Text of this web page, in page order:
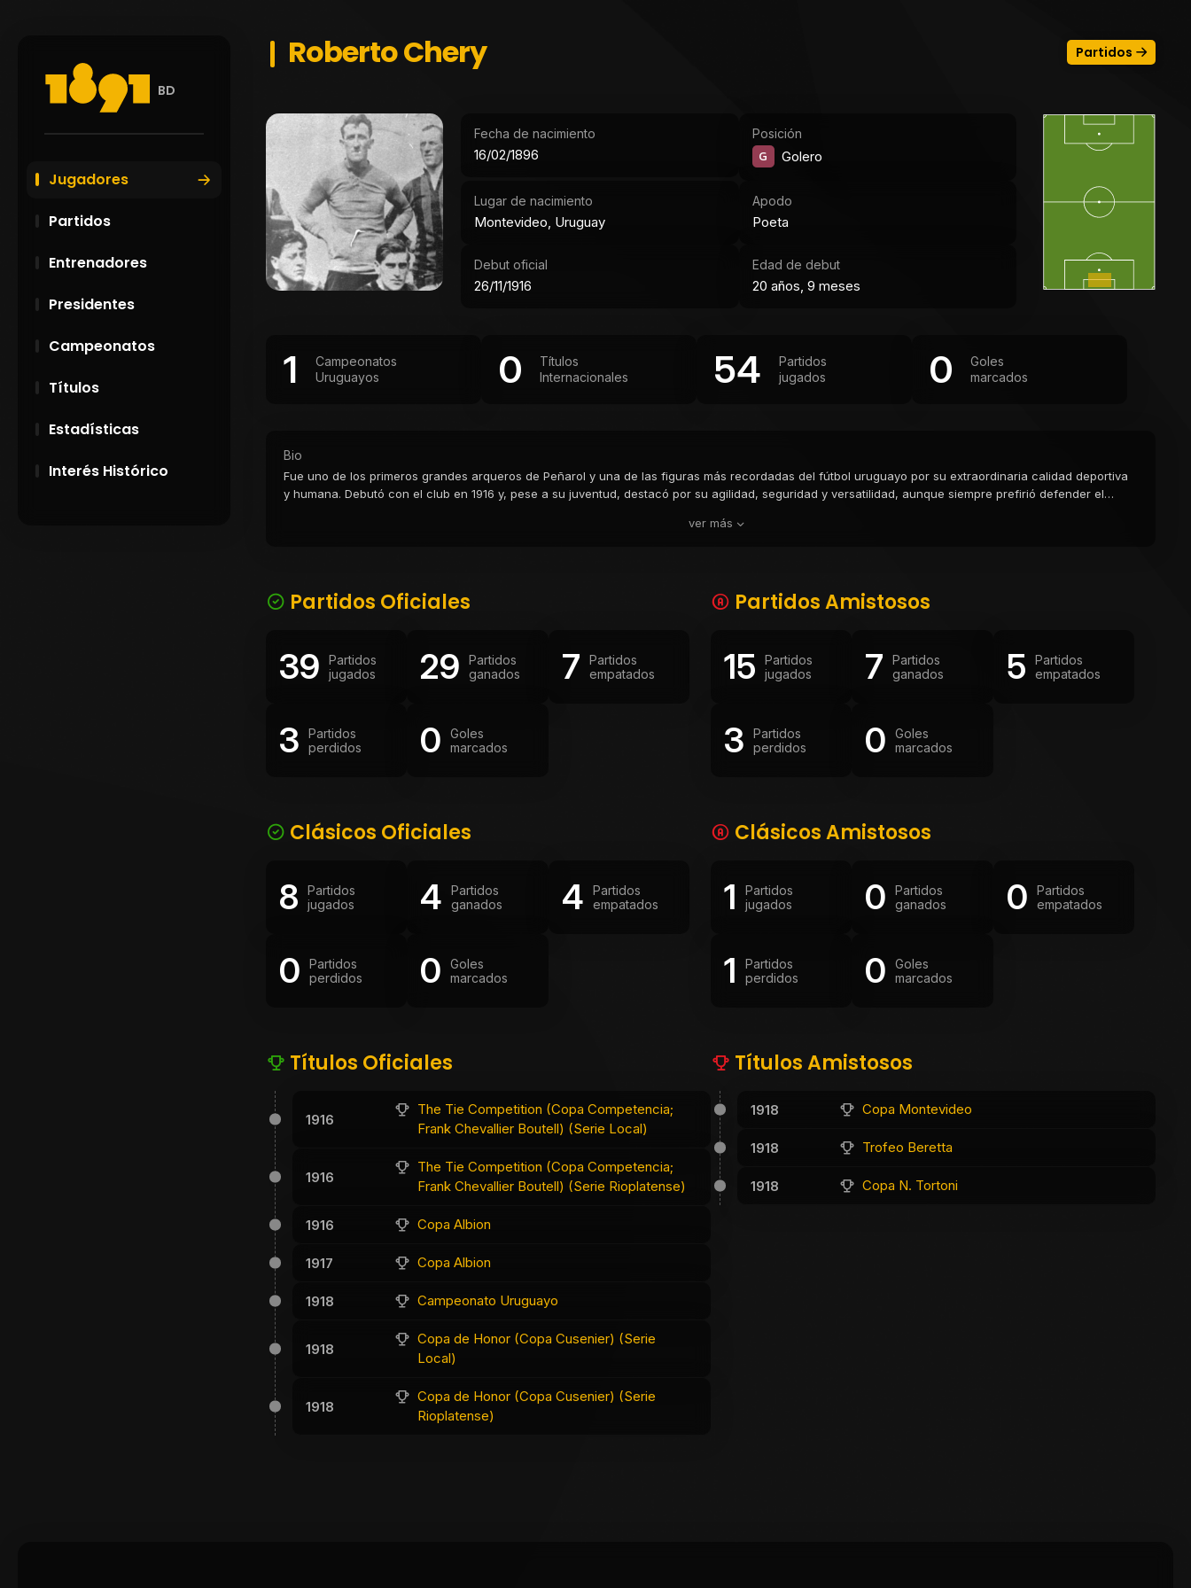
BD
Jugadores
Partidos
Entrenadores
Presidentes
Campeonatos
Títulos
Estadísticas
Interés Histórico
Roberto Chery Partidos
Fecha de nacimiento
16/02/1896
Posición
G Golero
Lugar de nacimiento
Montevideo, Uruguay
Apodo
Poeta
Debut oficial
26/11/1916
Edad de debut
20 años, 9 meses
1
Campeonatos
Uruguayos
0
Títulos
Internacionales
54
Partidos
jugados
0
Goles
marcados
Bio
Fue uno de los primeros grandes arqueros de Peñarol y una de las figuras más recordadas del fútbol uruguayo por su extraordinaria calidad deportiva
y humana. Debutó con el club en 1916 y, pese a su juventud, destacó por su agilidad, seguridad y versatilidad, aunque siempre prefirió defender el
la selección uruguaya en el Campeonato Sudamericano de Río de Janeiro, pero una grave lesión sufrida durante el partido ante Chile le provocó la
ver más
Partidos Oficiales
39
Partidos
jugados
29
Partidos
ganados
7
Partidos
empatados
3
Partidos
perdidos
0
Goles
marcados
Partidos Amistosos
15
Partidos
jugados
7
Partidos
ganados
5
Partidos
empatados
3
Partidos
perdidos
0
Goles
marcados
Clásicos Oficiales
8
Partidos
jugados
4
Partidos
ganados
4
Partidos
empatados
0
Partidos
perdidos
0
Goles
marcados
Clásicos Amistosos
1
Partidos
jugados
0
Partidos
ganados
0
Partidos
empatados
1
Partidos
perdidos
0
Goles
marcados
Títulos Oficiales
1916
The Tie Competition (Copa Competencia;
Frank Chevallier Boutell) (Serie Local)
1916
The Tie Competition (Copa Competencia;
Frank Chevallier Boutell) (Serie Rioplatense)
1916 Copa Albion
1917 Copa Albion
1918 Campeonato Uruguayo
1918
Copa de Honor (Copa Cusenier) (Serie
Local)
1918
Copa de Honor (Copa Cusenier) (Serie
Rioplatense)
Títulos Amistosos
1918 Copa Montevideo
1918 Trofeo Beretta
1918 Copa N. Tortoni